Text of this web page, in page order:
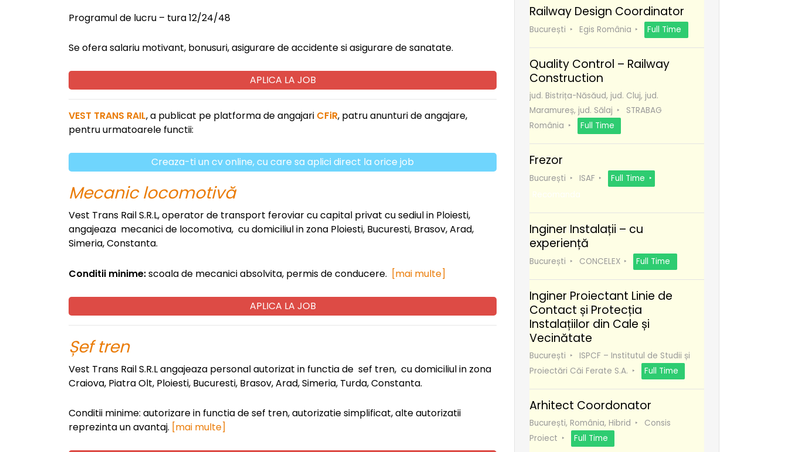
Programul de lucru – tura 12/24/48
Se ofera salariu motivant, bonusuri, asigurare de accidente si asigurare de sanatate.
APLICA LA JOB
VEST TRANS RAIL, a publicat pe platforma de angajari CFiR, patru anunturi de angajare,
pentru urmatoarele functii:
Creaza-ti un cv online, cu care sa aplici direct la orice job
Mecanic locomotivă
Vest Trans Rail S.R.L, operator de transport feroviar cu capital privat cu sediul in Ploiesti,
angajeaza mecanici de locomotiva, cu domiciliul in zona Ploiesti, Bucuresti, Brasov, Arad,
Simeria, Constanta.
Conditii minime:scoala de mecanici absolvita, permis de conducere. [mai multe]
APLICA LA JOB
Șef tren
Vest Trans Rail S.R.L angajeaza personal autorizat in functia de sef tren, cu domiciliul in zona
Craiova, Piatra Olt, Ploiesti, Bucuresti, Brasov, Arad, Simeria, Turda, Constanta.
Conditii minime: autorizare in functia de sef tren, autorizatie simplificat, alte autorizatii
reprezinta un avantaj. [mai multe]
Railway Design Coordinator
București Egis România Full Time
Quality Control – Railway
Construction
jud. Bistrița-Năsăud, jud. Cluj, jud.
Maramureș, jud. Sălaj
STRABAG
România
Full Time
Frezor
București ISAF
Full Time
Recomanda
Inginer Instalații – cu
experiență
București CONCELEX Full Time
Inginer Proiectant Linie de
Contact și Protecția
Instalațiilor din Cale și
Vecinătate
București
ISPCF – Institutul de Studii și
Proiectări Căi Ferate S.A.
Full Time
Arhitect Coordonator
București, România, Hibrid
Consis
Proiect
Full Time